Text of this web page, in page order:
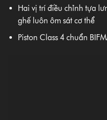
Hai vị trí điều chỉnh tựa
ghế luôn ôm sát cơ thể
Piston Class 4 chuẩn